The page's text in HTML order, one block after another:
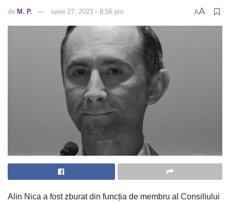
de M. P. iunie 27, 2023 ◦ 8:56 pm AA
Alin Nica a fost zburat din funcția de membru al Consiliului